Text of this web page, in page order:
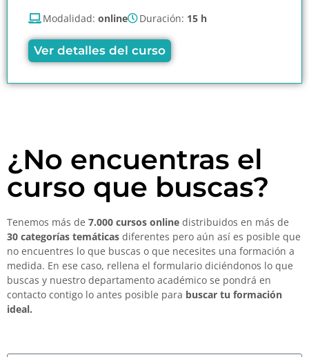
Modalidad: online Duración: 15 h
Ver detalles del curso
¿No encuentras el
curso que buscas?
Tenemos más de 7.000 cursos online distribuidos en más de
30 categorías temáticas diferentes pero aún así es posible que
no encuentres lo que buscas o que necesites una formación a
medida. En ese caso, rellena el formulario diciéndonos lo que
buscas y nuestro departamento académico se pondrá en
contacto contigo lo antes posible para buscar tu formación
ideal.